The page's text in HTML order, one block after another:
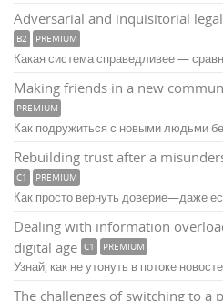
Adversarial and inquisitorial
B2 PREMIUM
Какая система справедливее —
Making friends in a new
PREMIUM
Как подружиться с новыми людьми
Rebuilding trust after a
C1 PREMIUM
Как просто вернуть доверие—даже
Dealing with information
digital age C1 PREMIUM
Узнай, как не утонуть в потоке
The challenges of switching to a